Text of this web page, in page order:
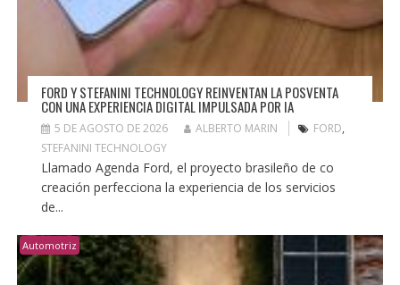
FORD Y STEFANINI TECHNOLOGY REINVENTAN LA POSVENTA
CON UNA EXPERIENCIA DIGITAL IMPULSADA POR IA
5 DE AGOSTO DE 2026 ALBERTO MARIN FORD,
STEFANINI TECHNOLOGY
Llamado Agenda Ford, el proyecto brasileño de co
creación perfecciona la experiencia de los servicios
de...
Automotriz